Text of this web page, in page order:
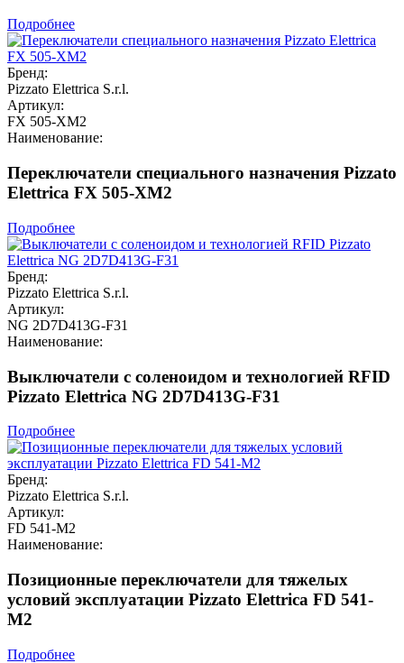
Подробнее
Бренд:
Pizzato Elettrica S.r.l.
Артикул:
FX 505-XM2
Наименование:
Переключатели специального назначения Pizzato
Elettrica FX 505-XM2
Подробнее
Бренд:
Pizzato Elettrica S.r.l.
Артикул:
NG 2D7D413G-F31
Наименование:
Выключатели с соленоидом и технологией RFID
Pizzato Elettrica NG 2D7D413G-F31
Подробнее
Бренд:
Pizzato Elettrica S.r.l.
Артикул:
FD 541-M2
Наименование:
Позиционные переключатели для тяжелых
условий эксплуатации Pizzato Elettrica FD 541-
M2
Подробнее